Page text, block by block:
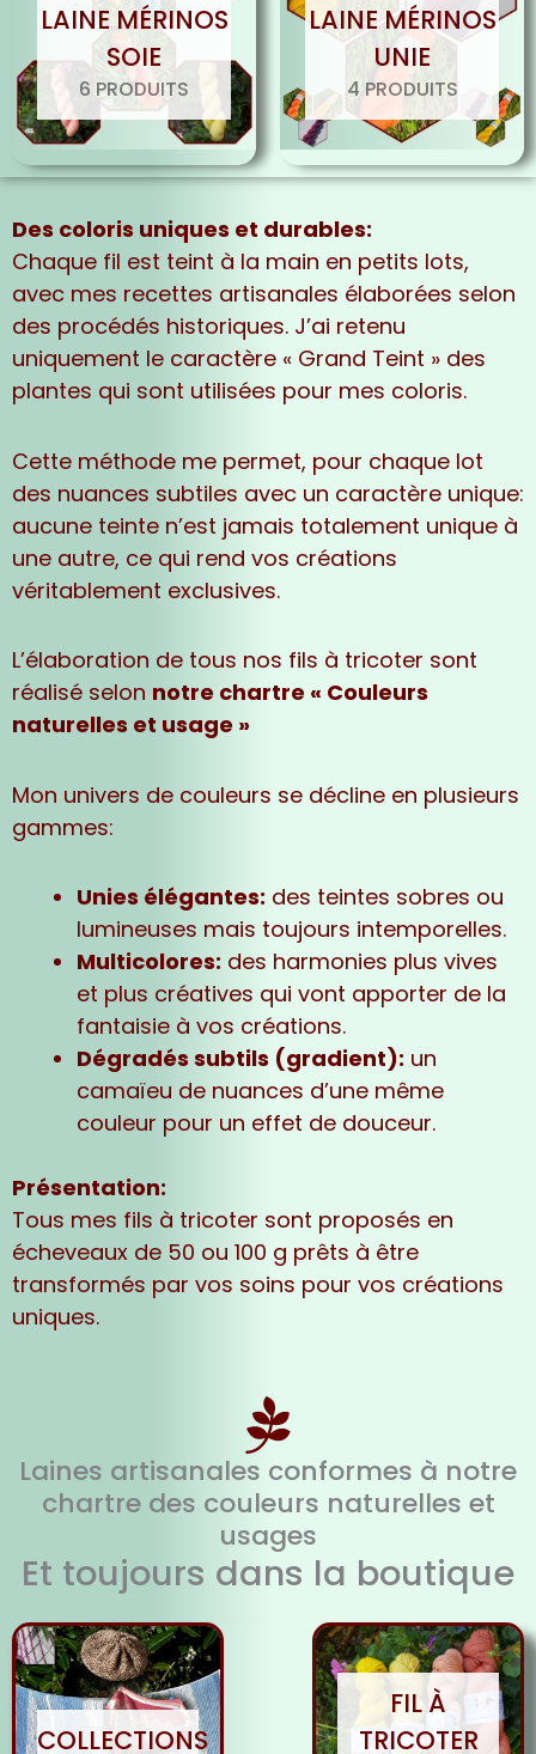
LAINE MÉRINOS
SOIE
6 PRODUITS
LAINE MÉRINOS
UNIE
4 PRODUITS
Des coloris uniques et durables:
Chaque fil est teint à la main en petits lots,
avec mes recettes artisanales élaborées selon
des procédés historiques. J’ai retenu
uniquement le caractère « Grand Teint » des
plantes qui sont utilisées pour mes coloris.
Cette méthode me permet, pour chaque lot
des nuances subtiles avec un caractère unique:
aucune teinte n’est jamais totalement unique à
une autre, ce qui rend vos créations
véritablement exclusives.
L’élaboration de tous nos fils à tricoter sont
réalisé selon notre chartre « Couleurs
naturelles et usage »
Mon univers de couleurs se décline en plusieurs
gammes:
Unies élégantes: des teintes sobres ou
lumineuses mais toujours intemporelles.
Multicolores: des harmonies plus vives
et plus créatives qui vont apporter de la
fantaisie à vos créations.
Dégradés subtils (gradient): un
camaïeu de nuances d’une même
couleur pour un effet de douceur.
Présentation:
Tous mes fils à tricoter sont proposés en
écheveaux de 50 ou 100 g prêts à être
transformés par vos soins pour vos créations
uniques.
Laines artisanales conformes à notre
chartre des couleurs naturelles et
usages
Et toujours dans la boutique
COLLECTIONS
FIL À
TRICOTER